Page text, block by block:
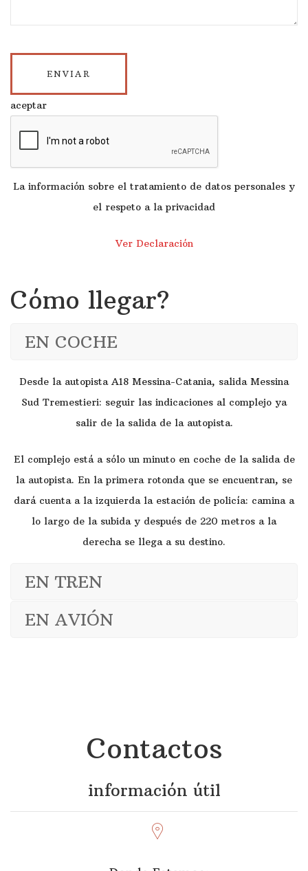
aceptar
La información sobre el tratamiento de datos personales y
el respeto a la privacidad
Ver Declaración
Cómo llegar?
EN COCHE
Desde la autopista A18 Messina-Catania, salida Messina
Sud Tremestieri: seguir las indicaciones al complejo ya
salir de la salida de la autopista.
El complejo está a sólo un minuto en coche de la salida de
la autopista. En la primera rotonda que se encuentran, se
dará cuenta a la izquierda la estación de policía: camina a
lo largo de la subida y después de 220 metros a la
derecha se llega a su destino.
EN TREN
EN AVIÓN
Contactos
información útil